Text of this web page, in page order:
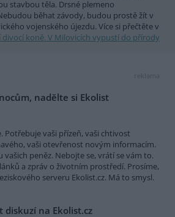
stavbou těla. Drsné plemeno
běhat závody, budou prostě žít v
vojenského újezdu. Více si přečtěte v
divocí koně. V Milovicích vypustí do přírody
reklama
nadělte si Ekolist
Potřebuje vaši přízeň, vaši chtivost
vaši otevřenost novým informacím.
peněz. Nebojte se, vrátí se vám to.
a zpráv o životním prostředí. Prosíme,
serveru Ekolist.cz. Má to smysl.
diskuzí na Ekolist.cz